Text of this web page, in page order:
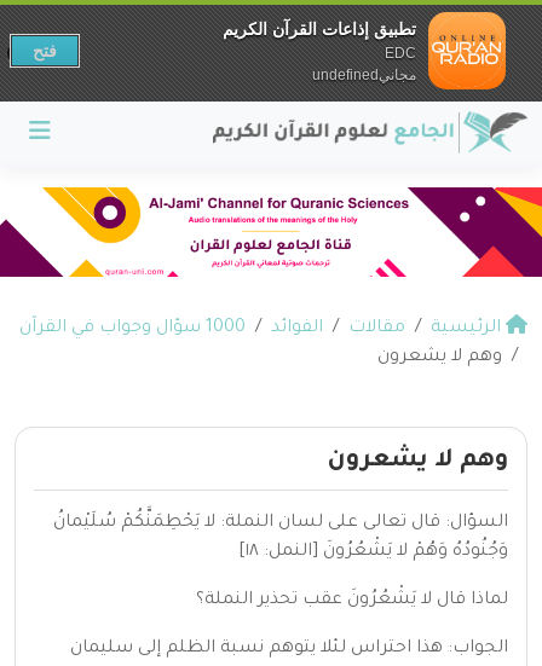
الرئيسية مقالات الفوائد
1000 سؤال وجواب في القرآن
وهم لا يشعرون
وهم لا يشعرون
السؤال: قال تعالى على لسان النملة: لا يَحْطِمَنَّكُمْ سُلَيْمانُ
وَجُنُودُهُ وَهُمْ لا يَشْعُرُونَ [النمل: ١٨]
لماذا قال لا يَشْعُرُونَ عقب تحذير النملة؟
الجواب: هذا احتراس لئلا يتوهم نسبة الظلم إلى سليمان
تطبيق إذاعات القرآن الكريم
EDC
مجانيundefined
فتح